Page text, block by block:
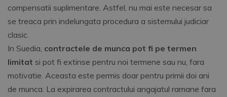
compensatii suplimentare. Astfel, nu mai este necesar sa
se treaca prin indelungata procedura a sistemului judiciar
clasic.
In Suedia, contractele de munca pot fi pe termen
limitat si pot fi extinse pentru noi termene sau nu, fara
motivatie. Aceasta este permis doar pentru primii doi ani
de munca. La expirarea contractului angajatul ramane fara